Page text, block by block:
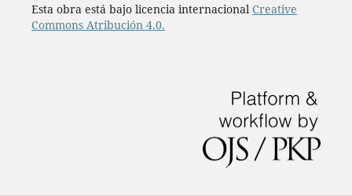
Esta obra está bajo licencia internacional Creative
Commons Atribución 4.0.